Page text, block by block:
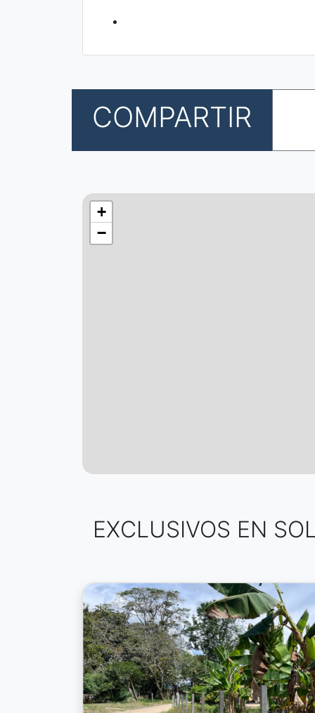
COMPARTIR
+
−
EXCLUSIVOS EN